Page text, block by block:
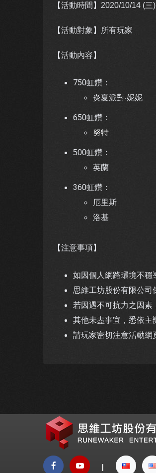
【活動時間】 2020/10/14 (三
【活動對象】所有玩家
【活動內容】
750虹鑽：
炎夏派對‧妮妮
650虹鑽：
努特
500虹鑽：
英蘭
360虹鑽：
厄里斯
洛基
【注意事項】
如因個人網路環境不穩
思維工坊股份有限公司
若因遇不可抗力之因素
其他未盡事宜，悉依主
請玩家密切注意活動網
|